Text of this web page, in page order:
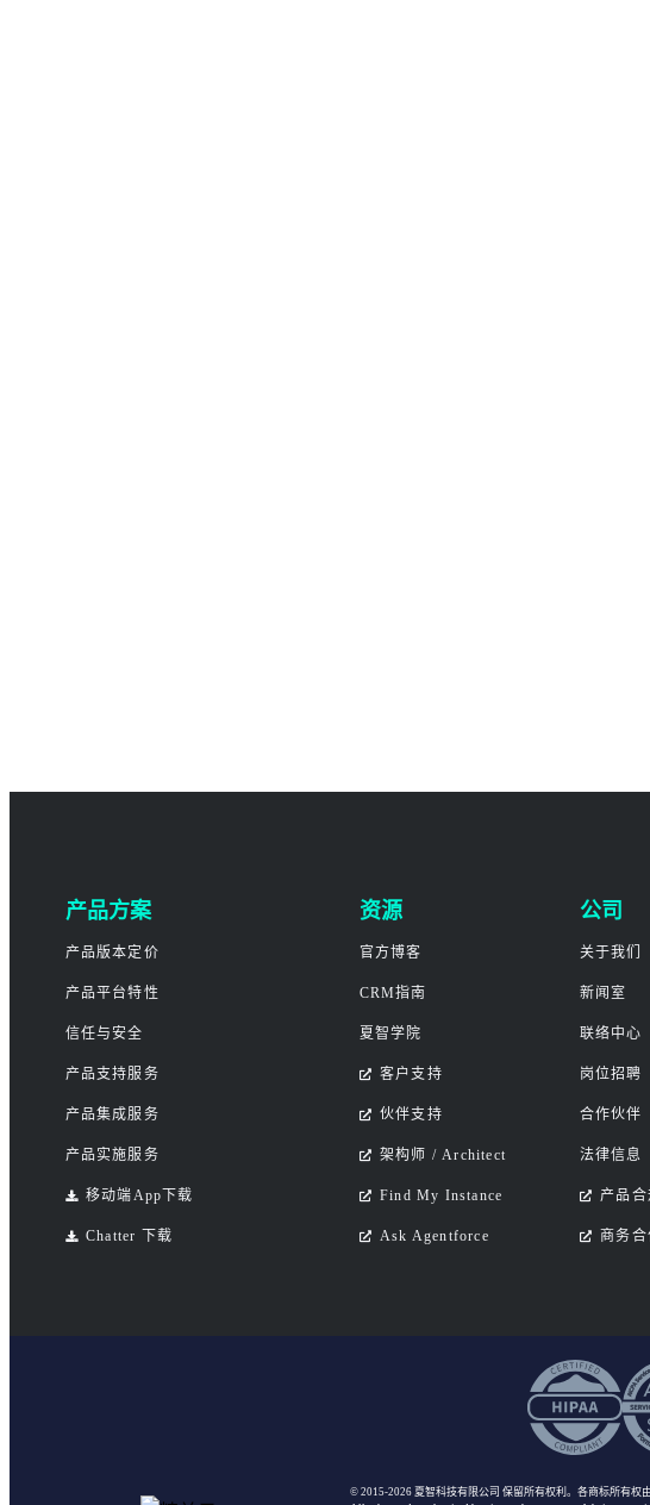
产品方案
产品版本定价
产品平台特性
信任与安全
产品支持服务
产品集成服务
产品实施服务
移动端App下载
Chatter 下载
资源
官方博客
CRM指南
夏智学院
客户支持
伙伴支持
架构师 / Architect
Find My Instance
Ask Agentforce
公司
关于我们
新闻室
联络中心
岗位招聘
合作伙伴
法律信息
产品
商务合
© 2015-2026 夏智科技有限公司 保留所有权利 。各商标所有权